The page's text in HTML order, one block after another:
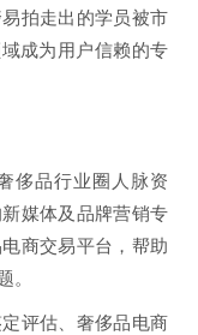
拍走出的学员被市
成为用户信赖的专
侈品行业圈人脉资
媒体及品牌营销专
商交易平台，帮助
评估、奢侈品电商